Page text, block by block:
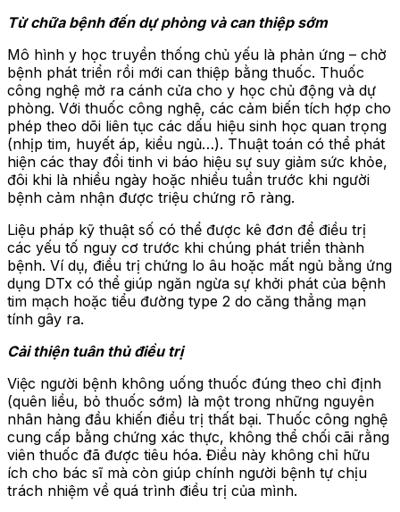
Từ chữa bệnh đến dự phòng và can thiệp sớm
Mô hình y học truyền thống chủ yếu là phản ứng – chờ
bệnh phát triển rồi mới can thiệp bằng thuốc. Thuốc
công nghệ mở ra cánh cửa cho y học chủ động và dự
phòng. Với thuốc công nghệ, các cảm biến tích hợp cho
phép theo dõi liên tục các dấu hiệu sinh học quan trọng
(nhịp tim, huyết áp, kiểu ngủ…). Thuật toán có thể phát
hiện các thay đổi tinh vi báo hiệu sự suy giảm sức khỏe,
đôi khi là nhiều ngày hoặc nhiều tuần trước khi người
bệnh cảm nhận được triệu chứng rõ ràng.
Liệu pháp kỹ thuật số có thể được kê đơn để điều trị
các yếu tố nguy cơ trước khi chúng phát triển thành
bệnh. Ví dụ, điều trị chứng lo âu hoặc mất ngủ bằng ứng
dụng DTx có thể giúp ngăn ngừa sự khởi phát của bệnh
tim mạch hoặc tiểu đường type 2 do căng thẳng mạn
tính gây ra.
Cải thiện tuân thủ điều trị
Việc người bệnh không uống thuốc đúng theo chỉ định
(quên liều, bỏ thuốc sớm) là một trong những nguyên
nhân hàng đầu khiến điều trị thất bại. Thuốc công nghệ
cung cấp bằng chứng xác thực, không thể chối cãi rằng
viên thuốc đã được tiêu hóa. Điều này không chỉ hữu
ích cho bác sĩ mà còn giúp chính người bệnh tự chịu
trách nhiệm về quá trình điều trị của mình.